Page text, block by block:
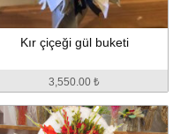
Kır çiçeği gül buketi
3,550.00 ₺